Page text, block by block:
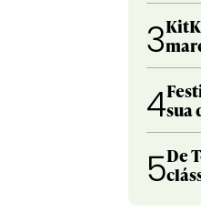
3
4sua
5De